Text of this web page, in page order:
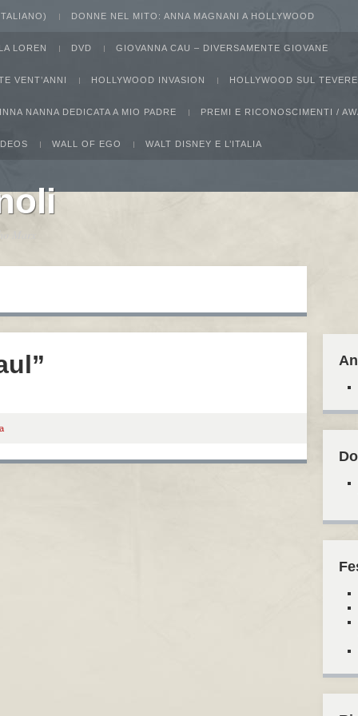
DONNE NEL MITO: ANNA MAGNANI A HOLLYWOOD
LOREN DVD GIOVANNA CAU – DIVERSAMENTE GIOVANE
VENT’ANNI HOLLYWOOD INVASION HOLLYWOOD SUL TEVERE
NANNA DEDICATA A MIO PADRE PREMI E RICONOSCIMENTI /
WALL OF EGO WALT DISNEY E L’ITALIA